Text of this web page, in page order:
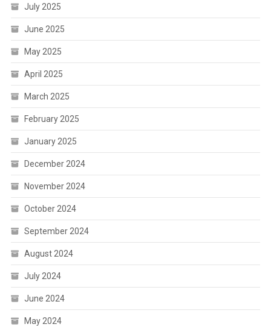
July 2025
June 2025
May 2025
April 2025
March 2025
February 2025
January 2025
December 2024
November 2024
October 2024
September 2024
August 2024
July 2024
June 2024
May 2024